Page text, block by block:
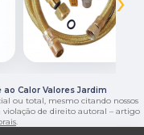
Calor Valores Jardim
ou total, mesmo citando nossos
de direito autoral – artigo
.